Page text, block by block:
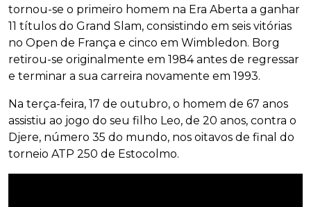
tornou-se o primeiro homem na Era Aberta a ganhar
11 títulos do Grand Slam, consistindo em seis vitórias
no Open de França e cinco em Wimbledon. Borg
retirou-se originalmente em 1984 antes de regressar
e terminar a sua carreira novamente em 1993.
Na terça-feira, 17 de outubro, o homem de 67 anos
assistiu ao jogo do seu filho Leo, de 20 anos, contra o
Djere, número 35 do mundo, nos oitavos de final do
torneio ATP 250 de Estocolmo.